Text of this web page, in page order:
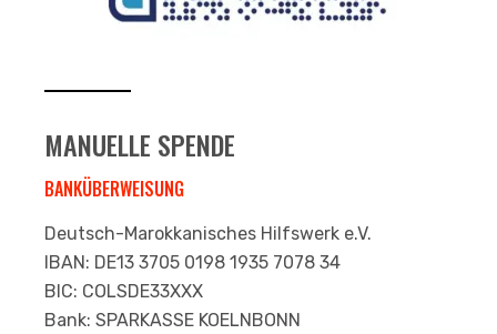
MANUELLE SPENDE
BANKÜBERWEISUNG
Deutsch-Marokkanisches Hilfswerk e.V.
IBAN: DE13 3705 0198 1935 7078 34
BIC: COLSDE33XXX
Bank: SPARKASSE KOELNBONN